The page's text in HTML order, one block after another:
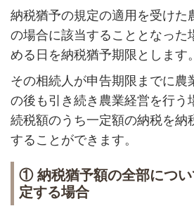
納税猶予の規定の適用を受けた
の場合に該当することとなった
める日を納税猶予期限とします。
その相続人が申告期限までに農
の後も引き続き農業経営を行う
続税額のうち一定額の納税を納
することができます。
① 納税猶予額の全部につ
定する場合